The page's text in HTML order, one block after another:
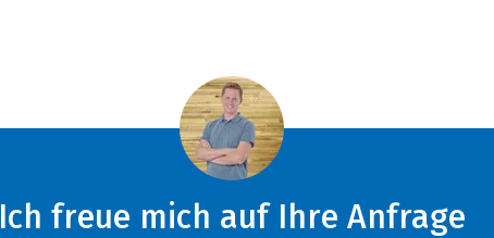
Ich freue mich auf Ihre Anfrage